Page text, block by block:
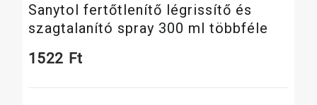
Sanytol fertőtlenítő légrissítő és
szagtalanító spray 300 ml többféle
1522 Ft